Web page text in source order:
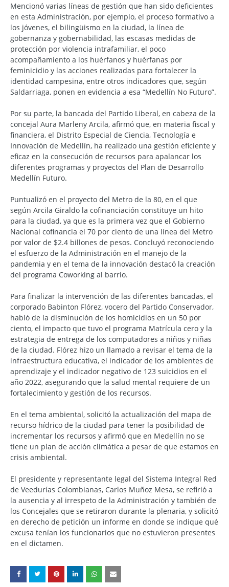
Mencionó varias líneas de gestión que han sido deficientes
en esta Administración, por ejemplo, el proceso formativo a
los jóvenes, el bilingüismo en la ciudad, la línea de
gobernanza y gobernabilidad, las escasas medidas de
protección por violencia intrafamiliar, el poco
acompañamiento a los huérfanos y huérfanas por
feminicidio y las acciones realizadas para fortalecer la
identidad campesina, entre otros indicadores que, según
Saldarriaga, ponen en evidencia a esa “Medellín No Futuro”.
Por su parte, la bancada del Partido Liberal, en cabeza de la
concejal Aura Marleny Arcila, afirmó que, en materia fiscal y
financiera, el Distrito Especial de Ciencia, Tecnología e
Innovación de Medellín, ha realizado una gestión eficiente y
eficaz en la consecución de recursos para apalancar los
diferentes programas y proyectos del Plan de Desarrollo
Medellín Futuro.
Puntualizó en el proyecto del Metro de la 80, en el que
según Arcila Giraldo la cofinanciación constituye un hito
para la ciudad, ya que es la primera vez que el Gobierno
Nacional cofinancia el 70 por ciento de una línea del Metro
por valor de $2.4 billones de pesos. Concluyó reconociendo
el esfuerzo de la Administración en el manejo de la
pandemia y en el tema de la innovación destacó la creación
del programa Coworking al barrio.
Para finalizar la intervención de las diferentes bancadas, el
corporado Babinton Flórez, vocero del Partido Conservador,
habló de la disminución de los homicidios en un 50 por
ciento, el impacto que tuvo el programa Matrícula cero y la
estrategia de entrega de los computadores a niños y niñas
de la ciudad. Flórez hizo un llamado a revisar el tema de la
infraestructura educativa, el indicador de los ambientes de
aprendizaje y el indicador negativo de 123 suicidios en el
año 2022, asegurando que la salud mental requiere de un
fortalecimiento y gestión de los recursos.
En el tema ambiental, solicitó la actualización del mapa de
recurso hídrico de la ciudad para tener la posibilidad de
incrementar los recursos y afirmó que en Medellín no se
tiene un plan de acción climática a pesar de que estamos en
crisis ambiental.
El presidente y representante legal del Sistema Integral Red
de Veedurías Colombianas, Carlos Muñoz Mesa, se refirió a
la ausencia y al irrespeto de la Administración y también de
los Concejales que se retiraron durante la plenaria, y solicitó
en derecho de petición un informe en donde se indique qué
excusa tenían los funcionarios que no estuvieron presentes
en el dictamen.